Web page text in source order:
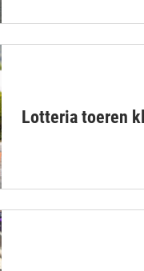
Lotteria toeren